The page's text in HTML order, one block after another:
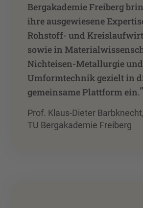
Bergakademie Freiberg
ihre ausgewiesene
Rohstoff- und
sowie in
Nichteisen-Metallurgie und
Umformtechnik gezielt in
gemeinsame Plattform ein.”
Prof. Klaus-Dieter
TU Bergakademie Freiberg